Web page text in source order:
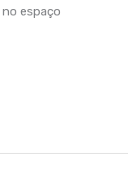
espaço